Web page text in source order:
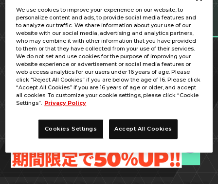
開催
2026.05.07 CAMPAIGN
We use cookies to improve your experience on our website, to
personalize content and ads, to provide social media features and
to analyze our traffic. We share information about your use of our
website with our social media, advertising and analytics partners,
who may combine it with other information that you have provided
to them or that they have collected from your use of their services.
We do not set and use cookies for the purpose of improving your
website experience or advertisement or social media features or
web access analytics for our users under 16 years of age. Please
click “Reject All Cookies” if you are below the age of 16. Please click
“Accept All Cookies” if you are 16 years of age or older, and accept
all cookies. To customize your cookie settings, please click “Cookie
Settings”. Privacy Policy
Cookies Settings Accept All Cookies